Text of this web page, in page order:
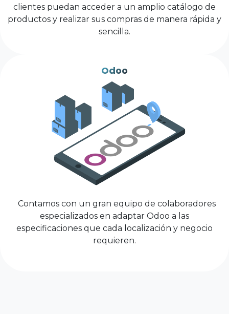
clientes puedan acceder a un amplio catálogo de
productos y realizar sus compras de manera rápida y
sencilla.
Odoo
Contamos con un gran equipo de colaboradores
especializados en adaptar Odoo a las
especificaciones que cada localización y negocio
requieren.